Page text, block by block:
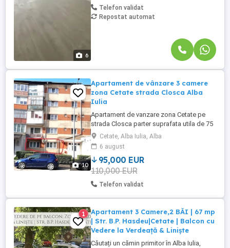
6
Telefon validat
Repostat automat
10
Apartament de vânzare 3 camere
zona Cetate strada Closca Alba
Iulia
Apartament de vanzare zona Cetate pe
strada Closca parter suprafata utila de 75
m.p. Compartimentare: 3 camere, 1 baie, 1
bucatarie cu camara. Doua dintre camere
(decomandate) au vedere la str. Closca, a
treia camera, baia și bucătăria au vedere in
partea opusa, spre parcarea rezidentiala.
Dispune ...
Cetate, Alba Iulia, Alba
6 august
95,000 EUR
110,000 EUR
Telefon validat
1
Apartament 3 Camere,2 BĂI | 67 mp
| Str. B.P. Hasdeu|Cetate | Balcon cu
Vedere la Verdeață & Liniște
Căutați un cămin primitor în Alba Iulia,